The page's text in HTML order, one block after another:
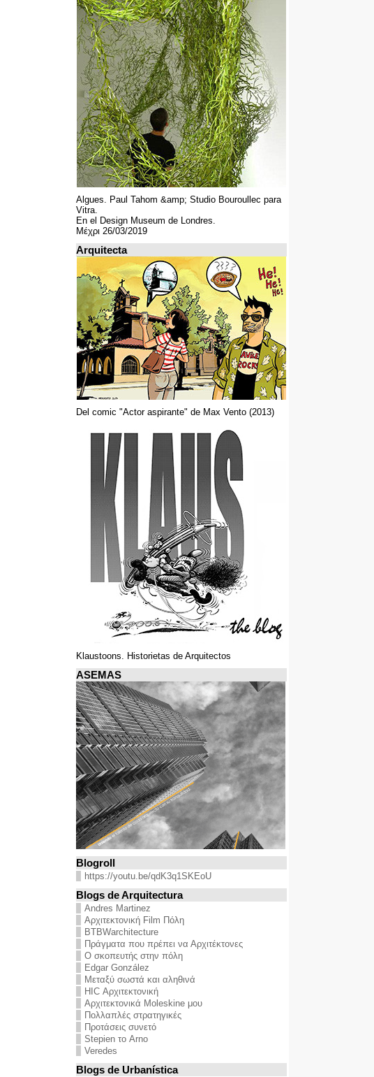
Algues. Paul Tahom &amp; Studio Bouroullec para
Vitra.
En el Design Museum de Londres.
Μέχρι 26/03/2019
Arquitecta
Del comic "Actor aspirante" de Max Vento (2013)
Klaustoons. Historietas de Arquitectos
ASEMAS
Blogroll
https://youtu.be/qdK3q1SKEoU
Blogs de Arquitectura
Andres Martinez
Αρχιτεκτονική Film Πόλη
BTBWarchitecture
Πράγματα που πρέπει να Αρχιτέκτονες
Ο σκοπευτής στην πόλη
Edgar González
Μεταξύ σωστά και αληθινά
HIC Αρχιτεκτονική
Αρχιτεκτονικά Moleskine μου
Πολλαπλές στρατηγικές
Προτάσεις συνετό
Stepien το Arno
Veredes
Blogs de Urbanística